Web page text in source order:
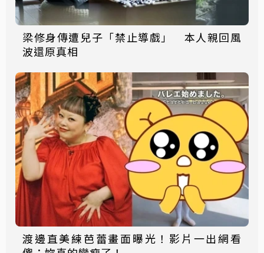
梁修身傳遭兒子「禁止導戲」 本人親回風
波還原真相
渡邊直美練芭蕾畫面曝光！影片一出網看